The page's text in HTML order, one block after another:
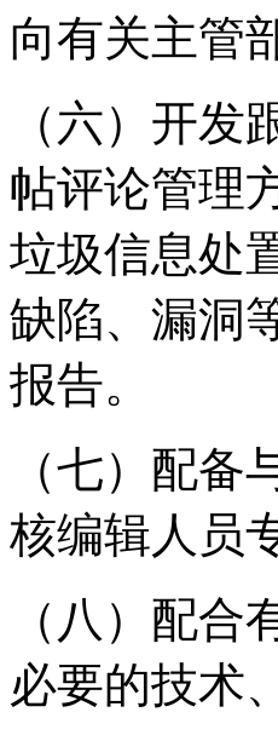
向有关主管
（六）开
帖评论管理
垃圾信息处
缺陷、漏洞
报告。
（七）配
核编辑人员
（八）配
必要的技术